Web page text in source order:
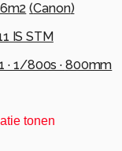
(Canon)
IS STM
· 1/800s · 800mm
tonen